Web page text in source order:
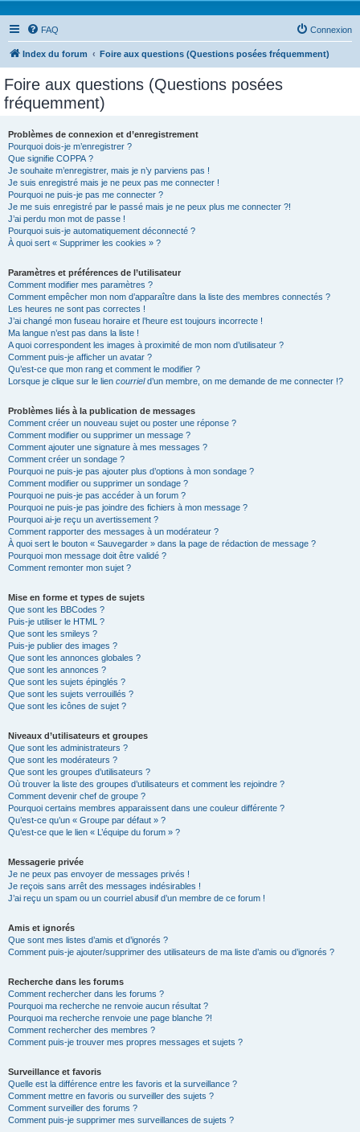
FAQ Connexion
Index du forum Foire aux questions (Questions posées fréquemment)
Foire aux questions (Questions posées
fréquemment)
Problèmes de connexion et d’enregistrement
Pourquoi dois-je m’enregistrer ?
Que signifie COPPA ?
Je souhaite m’enregistrer, mais je n’y parviens pas !
Je suis enregistré mais je ne peux pas me connecter !
Pourquoi ne puis-je pas me connecter ?
Je me suis enregistré par le passé mais je ne peux plus me connecter ?!
J’ai perdu mon mot de passe !
Pourquoi suis-je automatiquement déconnecté ?
À quoi sert « Supprimer les cookies » ?
Paramètres et préférences de l’utilisateur
Comment modifier mes paramètres ?
Comment empêcher mon nom d’apparaître dans la liste des membres connectés ?
Les heures ne sont pas correctes !
J’ai changé mon fuseau horaire et l’heure est toujours incorrecte !
Ma langue n’est pas dans la liste !
A quoi correspondent les images à proximité de mon nom d’utilisateur ?
Comment puis-je afficher un avatar ?
Qu’est-ce que mon rang et comment le modifier ?
Lorsque je clique sur le lien courrield’un membre, on me demande de me connecter !?
Problèmes liés à la publication de messages
Comment créer un nouveau sujet ou poster une réponse ?
Comment modifier ou supprimer un message ?
Comment ajouter une signature à mes messages ?
Comment créer un sondage ?
Pourquoi ne puis-je pas ajouter plus d’options à mon sondage ?
Comment modifier ou supprimer un sondage ?
Pourquoi ne puis-je pas accéder à un forum ?
Pourquoi ne puis-je pas joindre des fichiers à mon message ?
Pourquoi ai-je reçu un avertissement ?
Comment rapporter des messages à un modérateur ?
À quoi sert le bouton « Sauvegarder » dans la page de rédaction de message ?
Pourquoi mon message doit être validé ?
Comment remonter mon sujet ?
Mise en forme et types de sujets
Que sont les BBCodes ?
Puis-je utiliser le HTML ?
Que sont les smileys ?
Puis-je publier des images ?
Que sont les annonces globales ?
Que sont les annonces ?
Que sont les sujets épinglés ?
Que sont les sujets verrouillés ?
Que sont les icônes de sujet ?
Niveaux d’utilisateurs et groupes
Que sont les administrateurs ?
Que sont les modérateurs ?
Que sont les groupes d’utilisateurs ?
Où trouver la liste des groupes d’utilisateurs et comment les rejoindre ?
Comment devenir chef de groupe ?
Pourquoi certains membres apparaissent dans une couleur différente ?
Qu’est-ce qu’un « Groupe par défaut » ?
Qu’est-ce que le lien « L’équipe du forum » ?
Messagerie privée
Je ne peux pas envoyer de messages privés !
Je reçois sans arrêt des messages indésirables !
J’ai reçu un spam ou un courriel abusif d’un membre de ce forum !
Amis et ignorés
Que sont mes listes d’amis et d’ignorés ?
Comment puis-je ajouter/supprimer des utilisateurs de ma liste d’amis ou d’ignorés ?
Recherche dans les forums
Comment rechercher dans les forums ?
Pourquoi ma recherche ne renvoie aucun résultat ?
Pourquoi ma recherche renvoie une page blanche ?!
Comment rechercher des membres ?
Comment puis-je trouver mes propres messages et sujets ?
Surveillance et favoris
Quelle est la différence entre les favoris et la surveillance ?
Comment mettre en favoris ou surveiller des sujets ?
Comment surveiller des forums ?
Comment puis-je supprimer mes surveillances de sujets ?